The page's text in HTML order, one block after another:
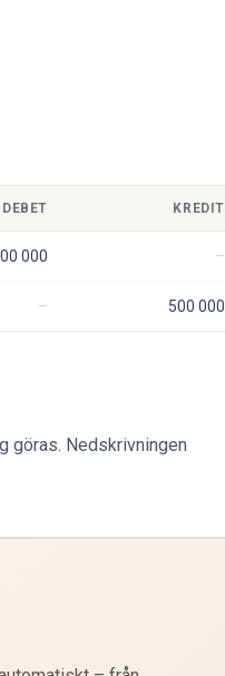
DEBET KREDIT
000
500 000
göras. Nedskrivningen